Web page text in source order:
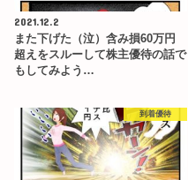
2021.12.2
また下げた（泣）含み損60万円
超えをスルーして株主優待の話で
もしてみよう…
到着優待